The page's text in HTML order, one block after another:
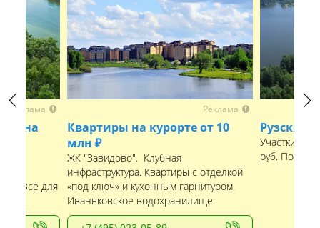
Previous
Реклама
Все для
Реклама
Квартиры на курорте от 10
млн ₽
ЖК "Завидово". Клубная
инфраструктура. Квартиры с отделкой
«под ключ» и кухонным гарнитуром.
Иваньковское водохранилище.
Рузские
Участки
руб.